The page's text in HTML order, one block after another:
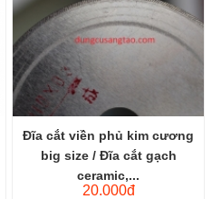
Đĩa cắt viền phủ kim cương
big size / Đĩa cắt gạch
ceramic,...
20.000đ